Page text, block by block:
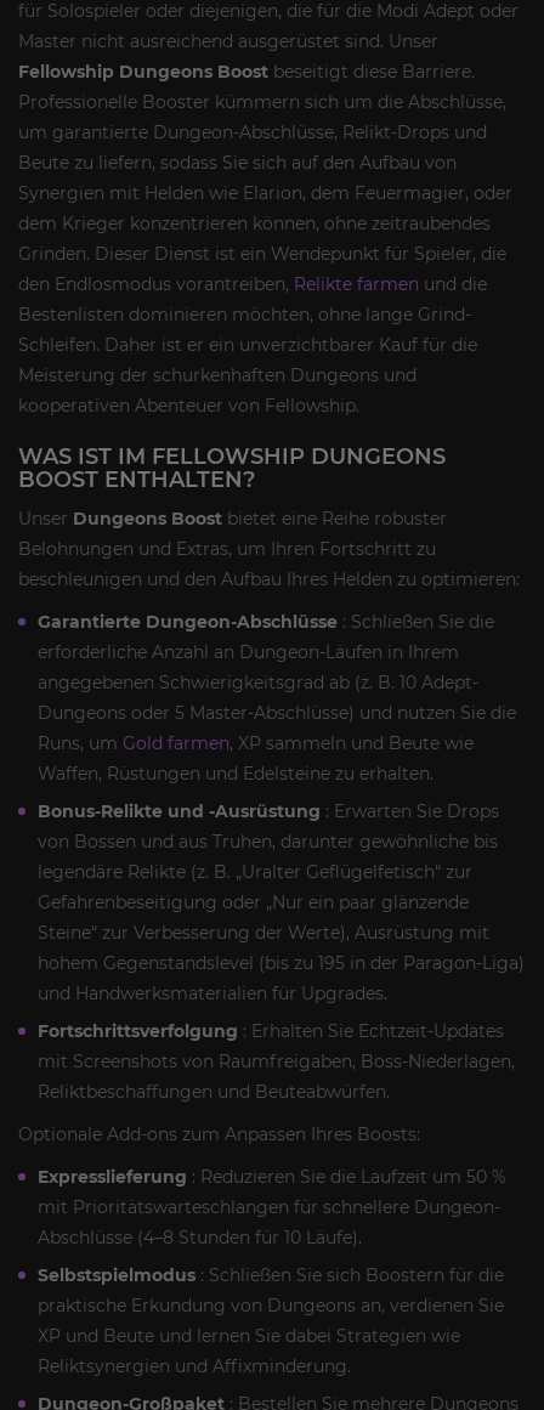
für Solospieler oder diejenigen, die für die Modi Adept oder
Master nicht ausreichend ausgerüstet sind. Unser
Fellowship Dungeons Boost beseitigt diese Barriere.
Professionelle Booster kümmern sich um die Abschlüsse,
um garantierte Dungeon-Abschlüsse, Relikt-Drops und
Beute zu liefern, sodass Sie sich auf den Aufbau von
Synergien mit Helden wie Elarion, dem Feuermagier, oder
dem Krieger konzentrieren können, ohne zeitraubendes
Grinden. Dieser Dienst ist ein Wendepunkt für Spieler, die
den Endlosmodus vorantreiben, Relikte farmen und die
Bestenlisten dominieren möchten, ohne lange Grind-
Schleifen. Daher ist er ein unverzichtbarer Kauf für die
Meisterung der schurkenhaften Dungeons und
kooperativen Abenteuer von Fellowship.
WAS IST IM FELLOWSHIP DUNGEONS
BOOST ENTHALTEN?
Unser Dungeons Boost bietet eine Reihe robuster
Belohnungen und Extras, um Ihren Fortschritt zu
beschleunigen und den Aufbau Ihres Helden zu optimieren:
Garantierte Dungeon-Abschlüsse : Schließen Sie die
erforderliche Anzahl an Dungeon-Läufen in Ihrem
angegebenen Schwierigkeitsgrad ab (z. B. 10 Adept-
Dungeons oder 5 Master-Abschlüsse) und nutzen Sie die
Runs, um Gold farmen, XP sammeln und Beute wie
Waffen, Rüstungen und Edelsteine zu erhalten.
Bonus-Relikte und -Ausrüstung : Erwarten Sie Drops
von Bossen und aus Truhen, darunter gewöhnliche bis
legendäre Relikte (z. B. „Uralter Geflügelfetisch“ zur
Gefahrenbeseitigung oder „Nur ein paar glänzende
Steine“ zur Verbesserung der Werte), Ausrüstung mit
hohem Gegenstandslevel (bis zu 195 in der Paragon-Liga)
und Handwerksmaterialien für Upgrades.
Fortschrittsverfolgung : Erhalten Sie Echtzeit-Updates
mit Screenshots von Raumfreigaben, Boss-Niederlagen,
Reliktbeschaffungen und Beuteabwürfen.
Optionale Add-ons zum Anpassen Ihres Boosts:
Expresslieferung : Reduzieren Sie die Laufzeit um 50 %
mit Prioritätswarteschlangen für schnellere Dungeon-
Abschlüsse (4–8 Stunden für 10 Läufe).
Selbstspielmodus : Schließen Sie sich Boostern für die
praktische Erkundung von Dungeons an, verdienen Sie
XP und Beute und lernen Sie dabei Strategien wie
Reliktsynergien und Affixminderung.
Dungeon-Großpaket : Bestellen Sie mehrere Dungeons